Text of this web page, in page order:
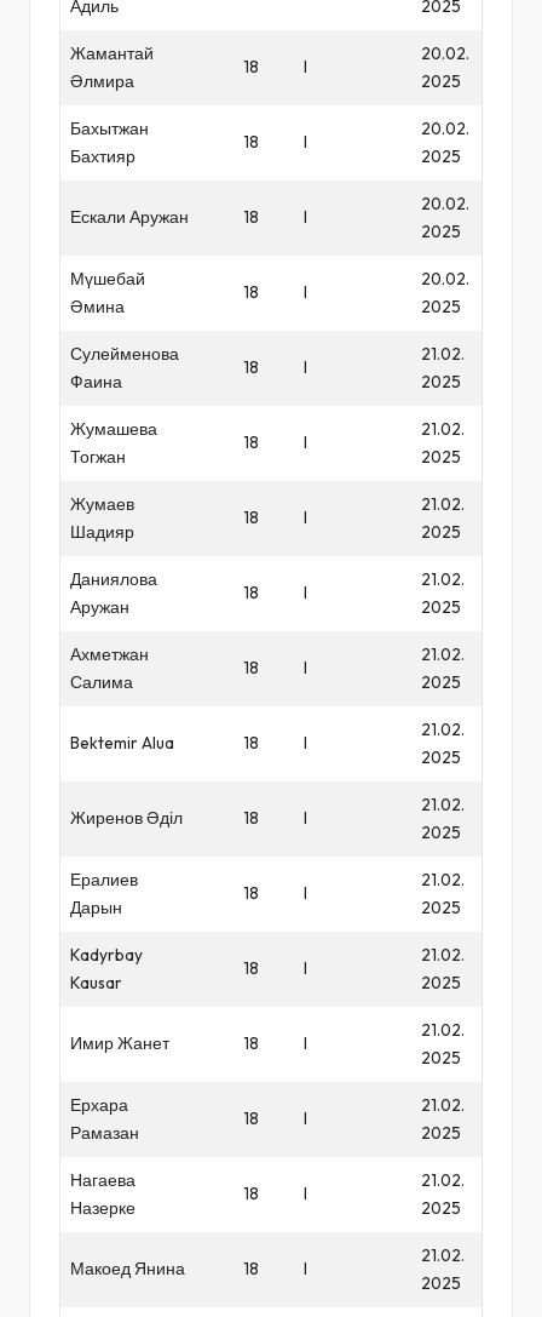
Адиль 2025
Жамантай
Әлмира
18 I
20.02.
2025
Бахытжан
Бахтияр
18 I
20.02.
2025
Ескали Аружан 18 I
20.02.
2025
Мүшебай
Әмина
18 I
20.02.
2025
Сулейменова
Фаина
18 I
21.02.
2025
Жумашева
Тогжан
18 I
21.02.
2025
Жумаев
Шадияр
18 I
21.02.
2025
Даниялова
Аружан
18 I
21.02.
2025
Ахметжан
Салима
18 I
21.02.
2025
Bektemir Alua 18 I
21.02.
2025
Жиренов Әділ 18 I
21.02.
2025
Ералиев
Дарын
18 I
21.02.
2025
Kadyrbay
Kausar
18 I
21.02.
2025
Имир Жанет 18 I
21.02.
2025
Ерхара
Рамазан
18 I
21.02.
2025
Нагаева
Назерке
18 I
21.02.
2025
Макоед Янина 18 I
21.02.
2025